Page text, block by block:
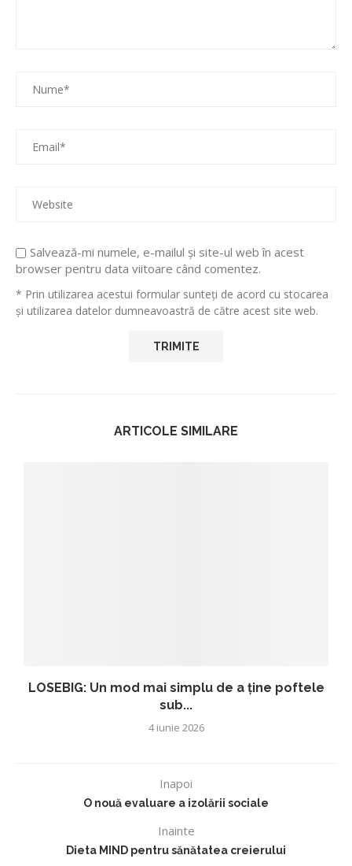
Salvează-mi numele, e-mailul și site-ul web în acest
browser pentru data viitoare când comentez.
* Prin utilizarea acestui formular sunteți de acord cu stocarea
și utilizarea datelor dumneavoastră de către acest site web.
ARTICOLE SIMILARE
LOSEBIG: Un mod mai simplu de a ține poftele
sub...
4 iunie 2026
Inapoi
O nouă evaluare a izolării sociale
Inainte
Dieta MIND pentru sănătatea creierului